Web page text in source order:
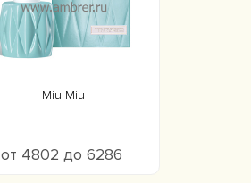
Miu Miu
от 4802 до 6286